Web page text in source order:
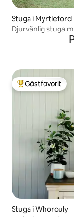
Stuga i Myrtleford
Djurvänlig stuga
Populär gästfavorit
Gästfavorit
Stuga i Whorouly